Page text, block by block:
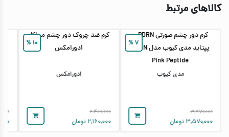
کالاهای مرتبط
۷%
کرم دور چشم صورتی PDRN و
پپتاید مدی‌ کیوب مدل PDRN
Pink Peptide
مدی کیوب
۳,۸۷۰,۰۰۰
۳,۵۷۰,۰۰۰ تومان
۱۰%
کرم ضد چروک دور چشم میراکل
ادورامکس
ادورامکس
۲,۴۰۰,۰۰۰
۲,۱۶۰,۰۰۰ تومان